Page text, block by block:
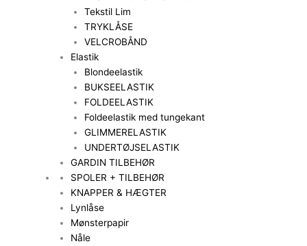
Tekstil Lim
TRYKLÅSE
VELCROBÅND
Elastik
Blondeelastik
BUKSEELASTIK
FOLDEELASTIK
Foldeelastik med tungekant
GLIMMERELASTIK
UNDERTØJSELASTIK
GARDIN TILBEHØR
SPOLER + TILBEHØR
KNAPPER & HÆGTER
Lynlåse
Mønsterpapir
Nåle